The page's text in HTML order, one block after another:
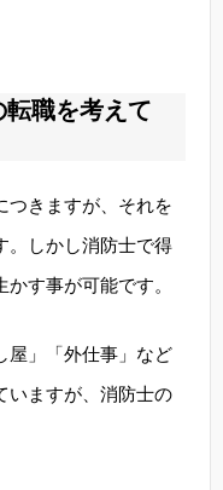
職を考えて
つきますが、それを
。しかし消防士で得
す事が可能です。
屋」「外仕事」など
いますが、消防士の